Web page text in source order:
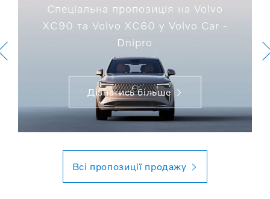
Спеціальна пропозиція на Volvo
XC90 та Volvo XC60 у Volvo Car -
Dnipro
Дізнатись більше
Всі пропозиції продажу